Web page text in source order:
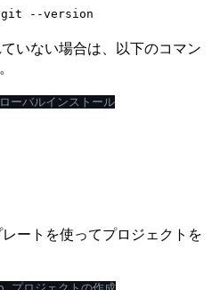
git --version
いない場合は、以下のコマン
ーバルインストール
ートを使ってプロジェクトを